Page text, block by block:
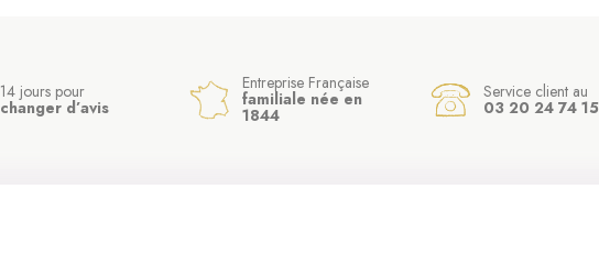
14 jours pour
changer d’avis
Entreprise Française
familiale née en
1844
Service client au
03 20 24 74 15